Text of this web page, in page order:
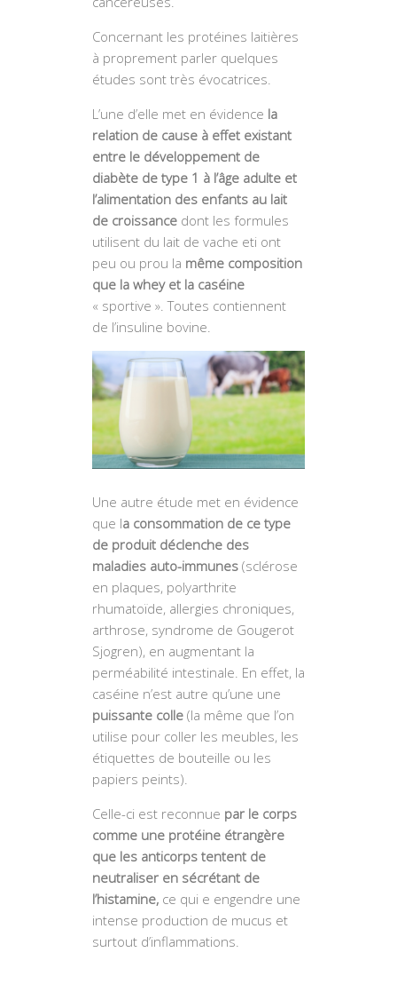
Concernant les protéines laitières
à proprement parler quelques
études sont très évocatrices.
L’une d’elle met en évidence la
relation de cause à effet existant
entre le développement de
diabète de type 1 à l’âge adulte et
l’alimentation des enfants au lait
de croissance dont les formules
utilisent du lait de vache eti ont
peu ou prou la même composition
que la whey et la caséine
« sportive ». Toutes contiennent
de l’insuline bovine.
Une autre étude met en évidence
que la consommation de ce type
de produit déclenche des
maladies auto-immunes (sclérose
en plaques, polyarthrite
rhumatoïde, allergies chroniques,
arthrose, syndrome de Gougerot
Sjogren), en augmentant la
perméabilité intestinale. En effet, la
caséine n’est autre qu’une une
puissante colle (la même que l’on
utilise pour coller les meubles, les
étiquettes de bouteille ou les
papiers peints).
Celle-ci est reconnue par le corps
comme une protéine étrangère
que les anticorps tentent de
neutraliser en sécrétant de
l’histamine, ce qui e engendre une
intense production de mucus et
surtout d’inflammations.